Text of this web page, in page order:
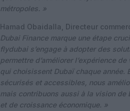
métropoles. »
Hamad Obaidalla, Directeur
Dubai Finance marque une étape
flydubai s’engage à adopter des
permettre d’améliorer l’expérience
qui choisissent Dubaï chaque année.
sécurisés et accessibles, nous
mais contribuons aussi à la vision de
et de croissance économique. »